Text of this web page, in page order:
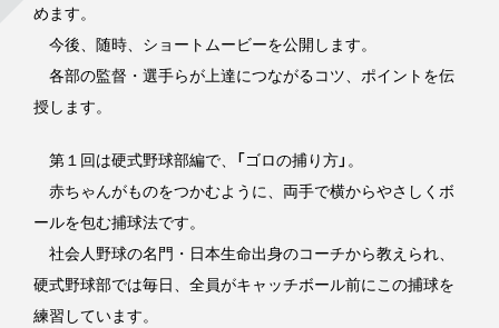
めます。
今後、随時、ショートムービーを公開します。
各部の監督・選手らが上達につながるコツ、ポイントを伝
授します。
第１回は硬式野球部編で、「ゴロの捕り方」。
赤ちゃんがものをつかむように、両手で横からやさしくボ
ールを包む捕球法です。
社会人野球の名門・日本生命出身のコーチから教えられ、
硬式野球部では毎日、全員がキャッチボール前にこの捕球を
練習しています。